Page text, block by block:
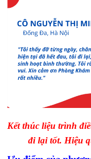
Kết thúc liệu trình
đi lại tốt. Hiệu